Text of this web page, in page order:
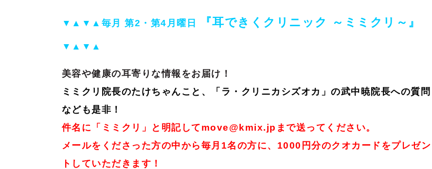
▼▲▼▲ 毎月 第2・第4月曜日 『耳できくクリニック ～ミミクリ～』
▼▲▼▲
美容や健康の耳寄りな情報をお届け！
ミミクリ院長のたけちゃんこと、「ラ・クリニカシズオカ」の武中暁院長への質問
なども是非！
件名に「ミミクリ」と明記してmove@kmix.jpまで送ってください。
メールをくださった方の中から毎月1名の方に、1000円分のクオカードをプレゼン
トしていただきます！